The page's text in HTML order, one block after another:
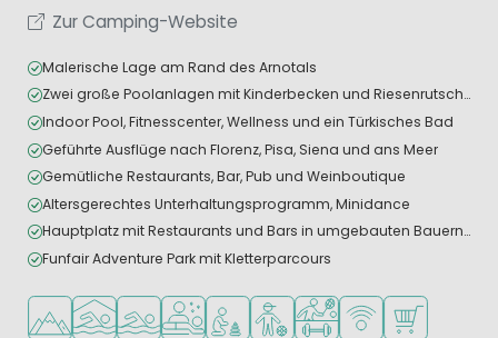
Zur Camping-Website
Malerische Lage am Rand des Arnotals
Zwei große Poolanlagen mit Kinderbecken und Riesenrutschen
Indoor Pool, Fitnesscenter, Wellness und ein Türkisches Bad
Geführte Ausflüge nach Florenz, Pisa, Siena und ans Meer
Gemütliche Restaurants, Bar, Pub und Weinboutique
Altersgerechtes Unterhaltungsprogramm, Minidance
Hauptplatz mit Restaurants und Bars in umgebauten Bauernhäusern
Funfair Adventure Park mit Kletterparcours
In den Bergen/Hügeln
HallenbadFreibadWellness-Einrichtungen
Empfohlen für kleine Kinder
Empfohlen für Teenager
Viele Sportmöglichkeiten
WLAN verfügbar
Supermarkt/